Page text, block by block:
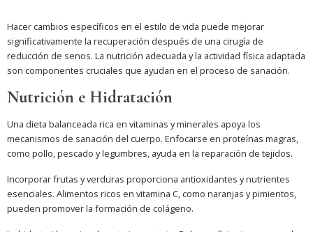
Hacer cambios específicos en el estilo de vida puede mejorar
significativamente la recuperación después de una cirugía de
reducción de senos. La nutrición adecuada y la actividad física adaptada
son componentes cruciales que ayudan en el proceso de sanación.
Nutrición e Hidratación
Una dieta balanceada rica en vitaminas y minerales apoya los
mecanismos de sanación del cuerpo. Enfocarse en proteínas magras,
como pollo, pescado y legumbres, ayuda en la reparación de tejidos.
Incorporar frutas y verduras proporciona antioxidantes y nutrientes
esenciales. Alimentos ricos en vitamina C, como naranjas y pimientos,
pueden promover la formación de colágeno.